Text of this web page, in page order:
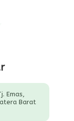
Emas,
Barat